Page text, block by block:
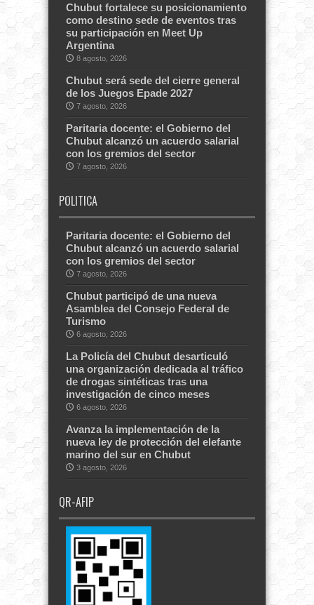
Chubut fortalece su posicionamiento
como destino sede de eventos tras
su participación en Meet Up
Argentina
8 agosto, 2026
Chubut será sede del cierre general
de los Juegos Epade 2027
7 agosto, 2026
Paritaria docente: el Gobierno del
Chubut alcanzó un acuerdo salarial
con los gremios del sector
7 agosto, 2026
POLITICA
Paritaria docente: el Gobierno del
Chubut alcanzó un acuerdo salarial
con los gremios del sector
7 agosto, 2026
Chubut participó de una nueva
Asamblea del Consejo Federal de
Turismo
6 agosto, 2026
La Policía del Chubut desarticuló
una organización dedicada al tráfico
de drogas sintéticas tras una
investigación de cinco meses
6 agosto, 2026
Avanza la implementación de la
nueva ley de protección del elefante
marino del sur en Chubut
3 agosto, 2026
QR-AFIP